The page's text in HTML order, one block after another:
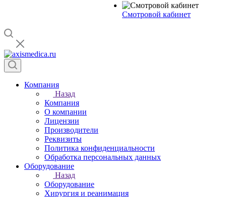
Смотровой кабинет
Компания
Назад
Компания
О компании
Лицензии
Производители
Реквизиты
Политика конфиденциальности
Обработка персональных данных
Оборудование
Назад
Оборудование
Хирургия и реанимация